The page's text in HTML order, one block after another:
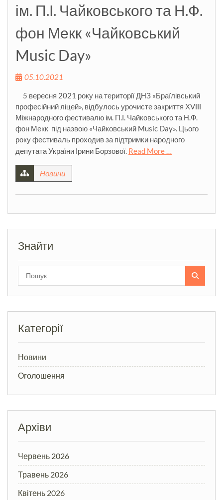
ім. П.І. Чайковського та Н.Ф.
фон Мекк «Чайковський
Music Day»
05.10.2021
5 вересня 2021 року на території ДНЗ «Браїлівський
професійний ліцей», відбулось урочисте закриття ХVІІІ
Міжнародного фестивалю ім. П.І. Чайковського та Н.Ф.
фон Мекк під назвою «Чайковський Music Day». Цього
року фестиваль проходив за підтримки народного
депутата України Ірини Борзової. Read More …
Новини
Знайти
Категорії
Новини
Оголошення
Архіви
Червень 2026
Травень 2026
Квітень 2026